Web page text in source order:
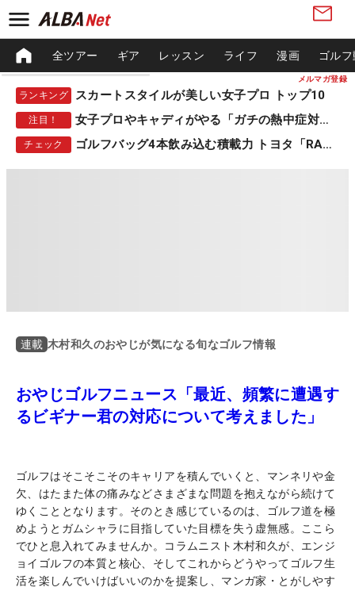
メルマガ登録
全ツアー ギア レッスン ライフ 漫画 ゴル
ランキング スカートスタイルが美しい女子プロ トップ10
注目！ 女子プロやキャディがやる「ガチの熱中症対策」
チェック ゴルフバッグ4本飲み込む積載力 トヨタ「RAV4」
連載 木村和久のおやじが気になる旬なゴルフ情報
おやじゴルフニュース「最近、頻繁に遭遇す
るビギナー君の対応について考えました」
ゴルフはそこそこそのキャリアを積んでいくと、マンネリや金
欠、はたまた体の痛みなどさまざまな問題を抱えながら続けて
ゆくこととなります。そのとき感じているのは、ゴルフ道を極
めようとガムシャラに目指していた目標を失う虚無感。ここら
でひと息入れてみませんか。コラムニスト木村和久が、エンジ
ョイゴルフの本質と核心、そしてこれからどうやってゴルフ生
活を楽しんでいけばいいのかを提案し、マンガ家・とがしやす